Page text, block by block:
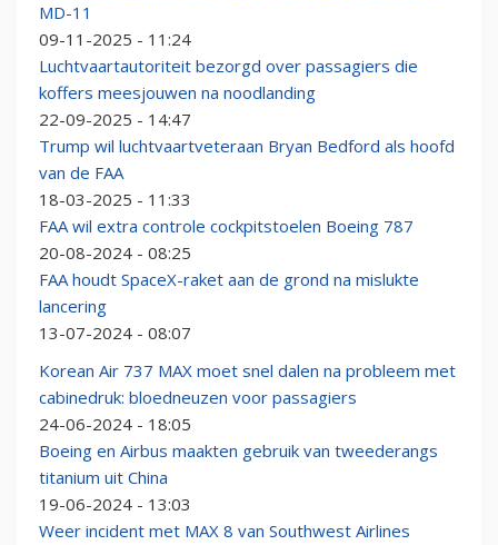
MD-11
09-11-2025 - 11:24
Luchtvaartautoriteit bezorgd over passagiers die
koffers meesjouwen na noodlanding
22-09-2025 - 14:47
Trump wil luchtvaartveteraan Bryan Bedford als hoofd
van de FAA
18-03-2025 - 11:33
FAA wil extra controle cockpitstoelen Boeing 787
20-08-2024 - 08:25
FAA houdt SpaceX-raket aan de grond na mislukte
lancering
13-07-2024 - 08:07
Korean Air 737 MAX moet snel dalen na probleem met
cabinedruk: bloedneuzen voor passagiers
24-06-2024 - 18:05
Boeing en Airbus maakten gebruik van tweederangs
titanium uit China
19-06-2024 - 13:03
Weer incident met MAX 8 van Southwest Airlines